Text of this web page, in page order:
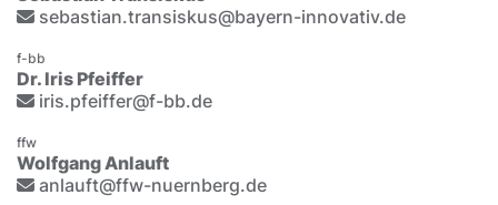
sebastian.transiskus@bayern-innovativ.de
f-bb
Dr. Iris Pfeiffer
iris.pfeiffer@f-bb.de
ffw
Wolfgang Anlauft
anlauft@ffw-nuernberg.de